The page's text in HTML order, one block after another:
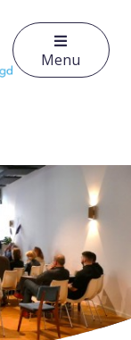
Menu